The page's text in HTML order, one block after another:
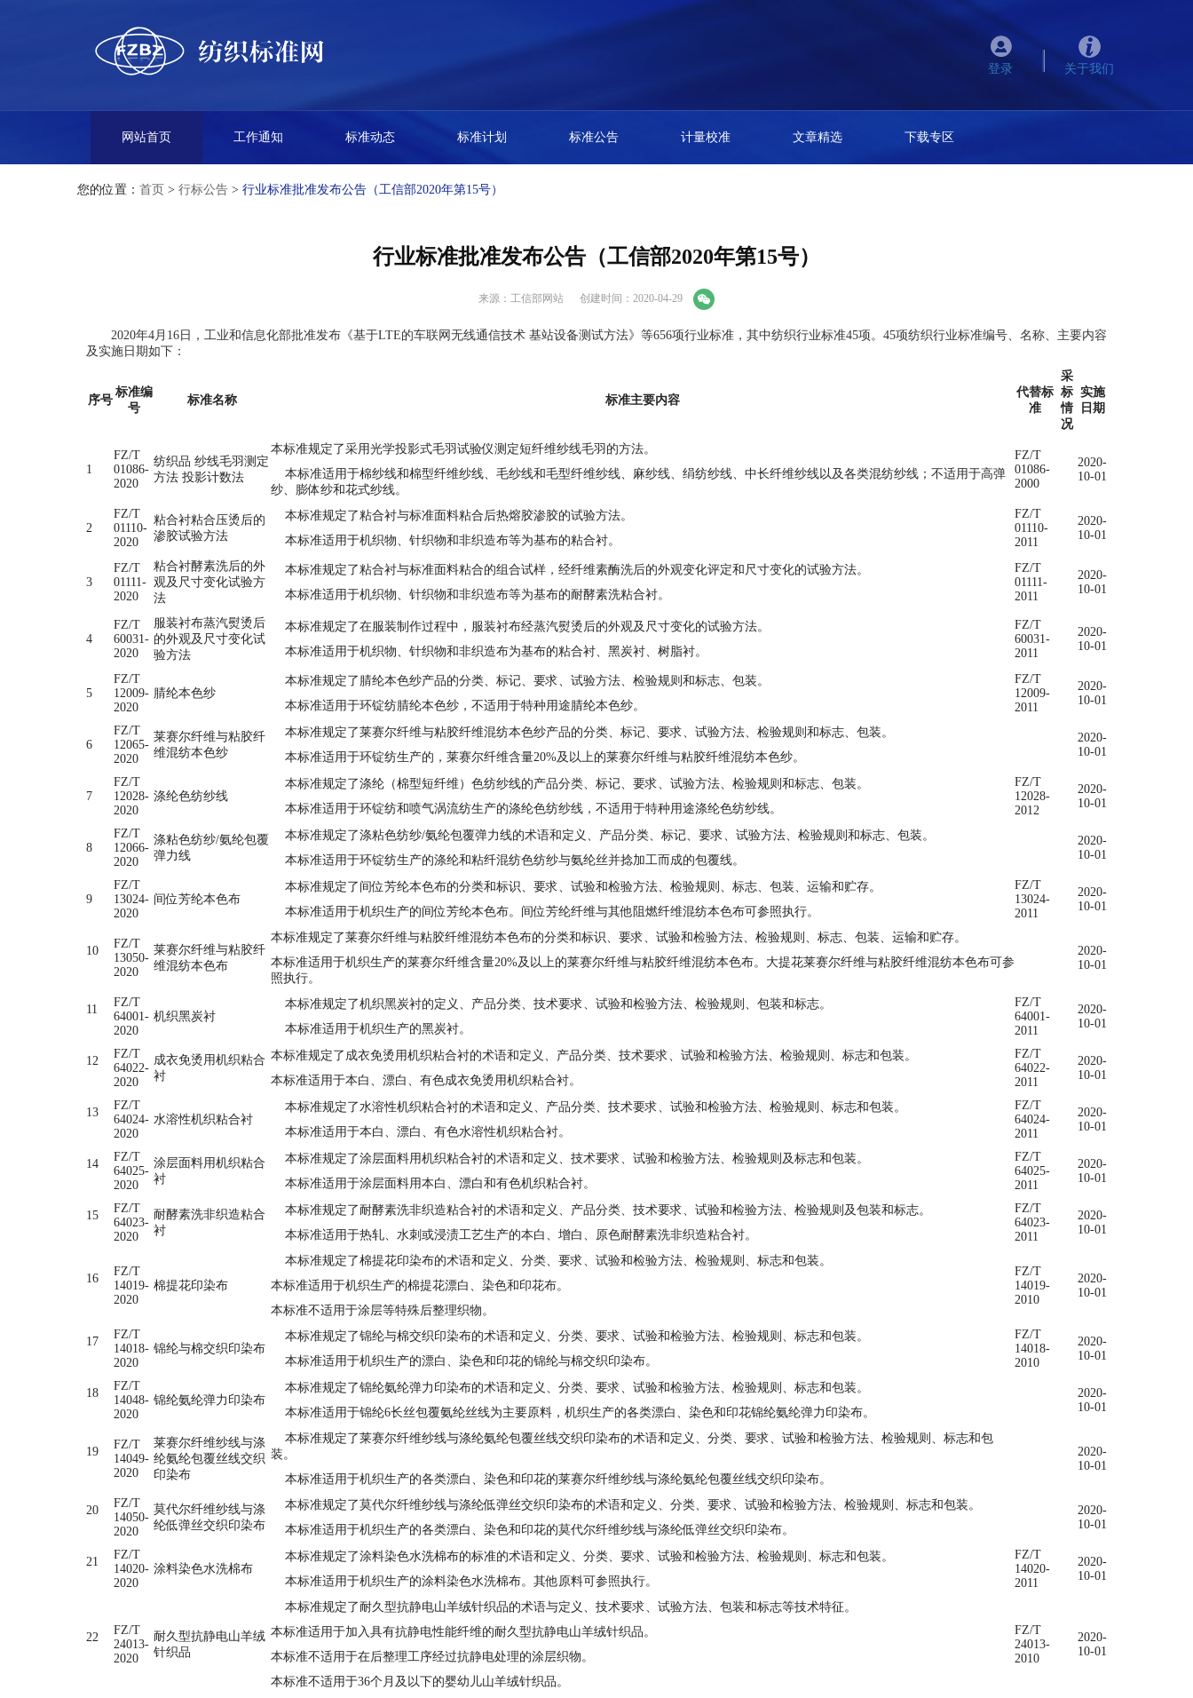
登录 关于我们
网站首页 工作通知 标准动态 标准计划 标准公告 计量校准 文章精选 下载专区
您的位置： 首页 > 行标公告 > 行业标准批准发布公告（工信部2020年第15号）
行业标准批准发布公告（工信部2020年第15号）
来源：工信部网站 创建时间：2020-04-29
2020年4月16日，工业和信息化部批准发布《基于LTE的车联网无线通信技术 基站设备测试方法》等656项行业标准，其中纺织行业标准45项。45项纺织行业标准编号、名称、主要内容
及实施日期如下：
序号
标准编
号
标准名称 标准主要内容
代替标
准
采
标
情
况
实施
日期
1
FZ/T
01086-
2020
纺织品 纱线毛羽测定
方法 投影计数法
本标准规定了采用光学投影式毛羽试验仪测定短纤维纱线毛羽的方法。
本标准适用于棉纱线和棉型纤维纱线、毛纱线和毛型纤维纱线、麻纱线、绢纺纱线、中长纤维纱线以及各类混纺纱线；不适用于高弹
纱、膨体纱和花式纱线。
FZ/T
01086-
2000
2020-
10-01
2
FZ/T
01110-
2020
粘合衬粘合压烫后的
渗胶试验方法
本标准规定了粘合衬与标准面料粘合后热熔胶渗胶的试验方法。
本标准适用于机织物、针织物和非织造布等为基布的粘合衬。
FZ/T
01110-
2011
2020-
10-01
3
FZ/T
01111-
2020
粘合衬酵素洗后的外
观及尺寸变化试验方
法
本标准规定了粘合衬与标准面料粘合的组合试样，经纤维素酶洗后的外观变化评定和尺寸变化的试验方法。
本标准适用于机织物、针织物和非织造布等为基布的耐酵素洗粘合衬。
FZ/T
01111-
2011
2020-
10-01
4
FZ/T
60031-
2020
服装衬布蒸汽熨烫后
的外观及尺寸变化试
验方法
本标准规定了在服装制作过程中，服装衬布经蒸汽熨烫后的外观及尺寸变化的试验方法。
本标准适用于机织物、针织物和非织造布为基布的粘合衬、黑炭衬、树脂衬。
FZ/T
60031-
2011
2020-
10-01
5
FZ/T
12009-
2020
腈纶本色纱
本标准规定了腈纶本色纱产品的分类、标记、要求、试验方法、检验规则和标志、包装。
本标准适用于环锭纺腈纶本色纱，不适用于特种用途腈纶本色纱。
FZ/T
12009-
2011
2020-
10-01
6
FZ/T
12065-
2020
莱赛尔纤维与粘胶纤
维混纺本色纱
本标准规定了莱赛尔纤维与粘胶纤维混纺本色纱产品的分类、标记、要求、试验方法、检验规则和标志、包装。
本标准适用于环锭纺生产的，莱赛尔纤维含量20%及以上的莱赛尔纤维与粘胶纤维混纺本色纱。
2020-
10-01
7
FZ/T
12028-
2020
涤纶色纺纱线
本标准规定了涤纶（棉型短纤维）色纺纱线的产品分类、标记、要求、试验方法、检验规则和标志、包装。
本标准适用于环锭纺和喷气涡流纺生产的涤纶色纺纱线，不适用于特种用途涤纶色纺纱线。
FZ/T
12028-
2012
2020-
10-01
8
FZ/T
12066-
2020
涤粘色纺纱/氨纶包覆
弹力线
本标准规定了涤粘色纺纱/氨纶包覆弹力线的术语和定义、产品分类、标记、要求、试验方法、检验规则和标志、包装。
本标准适用于环锭纺生产的涤纶和粘纤混纺色纺纱与氨纶丝并捻加工而成的包覆线。
2020-
10-01
9
FZ/T
13024-
2020
间位芳纶本色布
本标准规定了间位芳纶本色布的分类和标识、要求、试验和检验方法、检验规则、标志、包装、运输和贮存。
本标准适用于机织生产的间位芳纶本色布。间位芳纶纤维与其他阻燃纤维混纺本色布可参照执行。
FZ/T
13024-
2011
2020-
10-01
10
FZ/T
13050-
2020
莱赛尔纤维与粘胶纤
维混纺本色布
本标准规定了莱赛尔纤维与粘胶纤维混纺本色布的分类和标识、要求、试验和检验方法、检验规则、标志、包装、运输和贮存。
本标准适用于机织生产的莱赛尔纤维含量20%及以上的莱赛尔纤维与粘胶纤维混纺本色布。大提花莱赛尔纤维与粘胶纤维混纺本色布可参
照执行。
2020-
10-01
11
FZ/T
64001-
2020
机织黑炭衬
本标准规定了机织黑炭衬的定义、产品分类、技术要求、试验和检验方法、检验规则、包装和标志。
本标准适用于机织生产的黑炭衬。
FZ/T
64001-
2011
2020-
10-01
12
FZ/T
64022-
2020
成衣免烫用机织粘合
衬
本标准规定了成衣免烫用机织粘合衬的术语和定义、产品分类、技术要求、试验和检验方法、检验规则、标志和包装。
本标准适用于本白、漂白、有色成衣免烫用机织粘合衬。
FZ/T
64022-
2011
2020-
10-01
13
FZ/T
64024-
2020
水溶性机织粘合衬
本标准规定了水溶性机织粘合衬的术语和定义、产品分类、技术要求、试验和检验方法、检验规则、标志和包装。
本标准适用于本白、漂白、有色水溶性机织粘合衬。
FZ/T
64024-
2011
2020-
10-01
14
FZ/T
64025-
2020
涂层面料用机织粘合
衬
本标准规定了涂层面料用机织粘合衬的术语和定义、技术要求、试验和检验方法、检验规则及标志和包装。
本标准适用于涂层面料用本白、漂白和有色机织粘合衬。
FZ/T
64025-
2011
2020-
10-01
15
FZ/T
64023-
2020
耐酵素洗非织造粘合
衬
本标准规定了耐酵素洗非织造粘合衬的术语和定义、产品分类、技术要求、试验和检验方法、检验规则及包装和标志。
本标准适用于热轧、水刺或浸渍工艺生产的本白、增白、原色耐酵素洗非织造粘合衬。
FZ/T
64023-
2011
2020-
10-01
16
FZ/T
14019-
2020
棉提花印染布
本标准规定了棉提花印染布的术语和定义、分类、要求、试验和检验方法、检验规则、标志和包装。
本标准适用于机织生产的棉提花漂白、染色和印花布。
本标准不适用于涂层等特殊后整理织物。
FZ/T
14019-
2010
2020-
10-01
17
FZ/T
14018-
2020
锦纶与棉交织印染布
本标准规定了锦纶与棉交织印染布的术语和定义、分类、要求、试验和检验方法、检验规则、标志和包装。
本标准适用于机织生产的漂白、染色和印花的锦纶与棉交织印染布。
FZ/T
14018-
2010
2020-
10-01
18
FZ/T
14048-
2020
锦纶氨纶弹力印染布
本标准规定了锦纶氨纶弹力印染布的术语和定义、分类、要求、试验和检验方法、检验规则、标志和包装。
本标准适用于锦纶6长丝包覆氨纶丝线为主要原料，机织生产的各类漂白、染色和印花锦纶氨纶弹力印染布。
2020-
10-01
19
FZ/T
14049-
2020
莱赛尔纤维纱线与涤
纶氨纶包覆丝线交织
印染布
本标准规定了莱赛尔纤维纱线与涤纶氨纶包覆丝线交织印染布的术语和定义、分类、要求、试验和检验方法、检验规则、标志和包
装。
本标准适用于机织生产的各类漂白、染色和印花的莱赛尔纤维纱线与涤纶氨纶包覆丝线交织印染布。
2020-
10-01
20
FZ/T
14050-
2020
莫代尔纤维纱线与涤
纶低弹丝交织印染布
本标准规定了莫代尔纤维纱线与涤纶低弹丝交织印染布的术语和定义、分类、要求、试验和检验方法、检验规则、标志和包装。
本标准适用于机织生产的各类漂白、染色和印花的莫代尔纤维纱线与涤纶低弹丝交织印染布。
2020-
10-01
21
FZ/T
14020-
2020
涂料染色水洗棉布
本标准规定了涂料染色水洗棉布的标准的术语和定义、分类、要求、试验和检验方法、检验规则、标志和包装。
本标准适用于机织生产的涂料染色水洗棉布。其他原料可参照执行。
FZ/T
14020-
2011
2020-
10-01
22
FZ/T
24013-
2020
耐久型抗静电山羊绒
针织品
本标准规定了耐久型抗静电山羊绒针织品的术语与定义、技术要求、试验方法、包装和标志等技术特征。
本标准适用于加入具有抗静电性能纤维的耐久型抗静电山羊绒针织品。
本标准不适用于在后整理工序经过抗静电处理的涂层织物。
本标准不适用于36个月及以下的婴幼儿山羊绒针织品。
FZ/T
24013-
2010
2020-
10-01